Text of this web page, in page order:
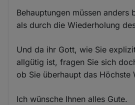
Behauptungen müssen anders
als durch die Wiederholung
Und da ihr Gott, wie Sie
allgütig ist, fragen Sie sich
ob Sie überhaupt das Höchste
Ich wünsche Ihnen alles Gute.